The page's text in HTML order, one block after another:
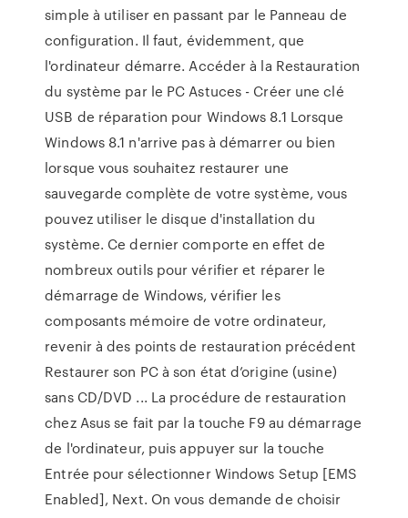
simple à utiliser en passant par le Panneau de
configuration. Il faut, évidemment, que
l'ordinateur démarre. Accéder à la Restauration
du système par le PC Astuces - Créer une clé
USB de réparation pour Windows 8.1 Lorsque
Windows 8.1 n'arrive pas à démarrer ou bien
lorsque vous souhaitez restaurer une
sauvegarde complète de votre système, vous
pouvez utiliser le disque d'installation du
système. Ce dernier comporte en effet de
nombreux outils pour vérifier et réparer le
démarrage de Windows, vérifier les
composants mémoire de votre ordinateur,
revenir à des points de restauration précédent
Restaurer son PC à son état d’origine (usine)
sans CD/DVD ... La procédure de restauration
chez Asus se fait par la touche F9 au démarrage
de l'ordinateur, puis appuyer sur la touche
Entrée pour sélectionner Windows Setup [EMS
Enabled], Next. On vous demande de choisir